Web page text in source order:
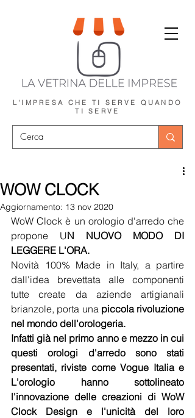
L'IMPRESA CHE TI SERVE QUANDO
TI SERVE
WOW CLOCK
Aggiornamento: 13 nov 2020
WoW Clock è un orologio d'arredo che
propone UN NUOVO MODO DI
LEGGERE L'ORA.
Novità 100% Made in Italy, a partire
dall'idea brevettata alle componenti
tutte create da aziende artigianali
brianzole, porta una piccola rivoluzione
nel mondo dell'orologeria.
Infatti già nel primo anno e mezzo in cui
questi orologi d'arredo sono stati
presentati, riviste come Vogue Italia e
L'orologio hanno sottolineato
l'innovazione delle creazioni di WoW
Clock Design e l'unicità del loro